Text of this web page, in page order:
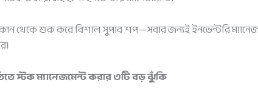
থেকে শুরু করে বিশাল সুপার শপ—সবার জন্যই ইনভেন্টরি
স্টক ম্যানেজমেন্ট করার ৩টি বড় ঝুঁকি